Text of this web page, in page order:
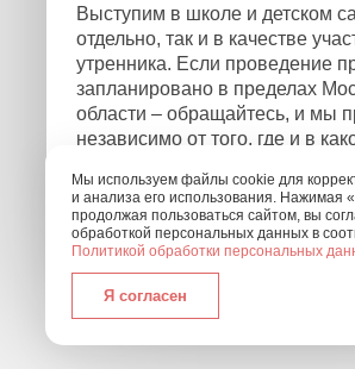
Выступим в школе и детском
отдельно, так и в качестве
утренника. Если проведение
запланировано в пределах
области – обращайтесь, и мы
независимо от того, где и в
связаться с нами, оставьте
обратный звонок или
номеру: +7 (495) 877-30-01.
Мы используем файлы cookie для
и анализа его использования. Нажимая
продолжая пользоваться сайтом, вы
обработкой персональных данных в
Политикой обработки персональных
Я согласен